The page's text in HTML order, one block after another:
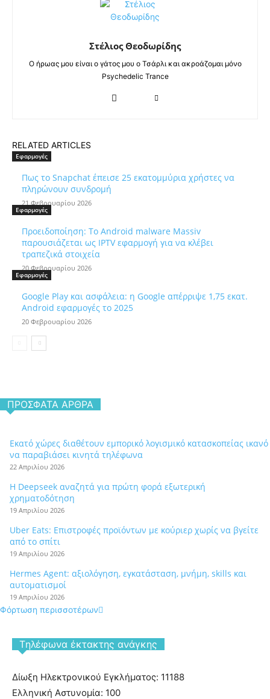
Στέλιος Θεοδωρίδης
Ο ήρωας μου είναι ο γάτος μου ο Τσάρλι και ακροάζομαι μόνο
Psychedelic Trance
RELATED ARTICLES
Εφαρμογές
Πως το Snapchat έπεισε 25 εκατομμύρια χρήστες να
πληρώνουν συνδρομή
21 Φεβρουαρίου 2026
Εφαρμογές
Προειδοποίηση: Το Android malware Massiv
παρουσιάζεται ως IPTV εφαρμογή για να κλέβει
τραπεζικά στοιχεία
20 Φεβρουαρίου 2026
Εφαρμογές
Google Play και ασφάλεια: η Google απέρριψε 1,75 εκατ.
Android εφαρμογές το 2025
20 Φεβρουαρίου 2026
ΠΡΌΣΦΑΤΑ ΆΡΘΡΑ
Εκατό χώρες διαθέτουν εμπορικό λογισμικό κατασκοπείας ικανό
να παραβιάσει κινητά τηλέφωνα
22 Απριλίου 2026
Η Deepseek αναζητά για πρώτη φορά εξωτερική
χρηματοδότηση
19 Απριλίου 2026
Uber Eats: Επιστροφές προϊόντων με κούριερ χωρίς να βγείτε
από το σπίτι
19 Απριλίου 2026
Hermes Agent: αξιολόγηση, εγκατάσταση, μνήμη, skills και
αυτοματισμοί
19 Απριλίου 2026
Φόρτωση περισσοτέρων
Tηλέφωνα έκτακτης ανάγκης
Δίωξη Ηλεκτρονικού Εγκλήματος: 11188
Ελληνική Αστυνομία: 100